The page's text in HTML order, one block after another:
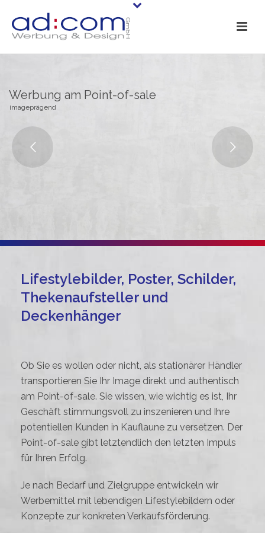
Werbung am Point-of-sale
imageprägend
Lifestylebilder, Poster, Schilder,
Thekenaufsteller und
Deckenhänger
Ob Sie es wollen oder nicht, als stationärer Händler
transportieren Sie Ihr Image direkt und authentisch
am Point-of-sale. Sie wissen, wie wichtig es ist, Ihr
Geschäft stimmungsvoll zu inszenieren und Ihre
potentiellen Kunden in Kauflaune zu versetzen. Der
Point-of-sale gibt letztendlich den letzten Impuls
für Ihren Erfolg.
Je nach Bedarf und Zielgruppe entwickeln wir
Werbemittel mit lebendigen Lifestylebildern oder
Konzepte zur konkreten Verkaufsförderung.